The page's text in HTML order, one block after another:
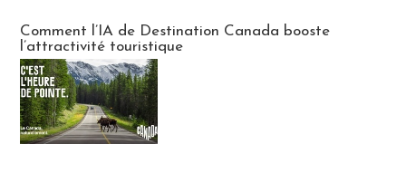
Comment l’IA de Destination Canada booste
l’attractivité touristique